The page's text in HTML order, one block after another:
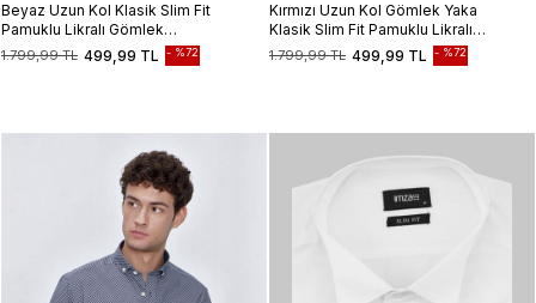
Beyaz Uzun Kol Klasik Slim Fit
Pamuklu Likralı Gömlek
1004225215 499,99 TL
1.799,99 TL %72
Kırmızı Uzun Kol Gömlek Yaka
Klasik Slim Fit Pamuklu Likralı
Gömlek 1004225208
499,99 TL
1.799,99 TL %72